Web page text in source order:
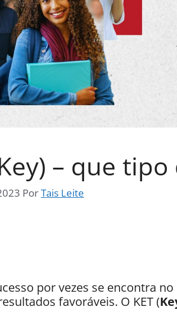
– que
PorTais Leite
por vezes se encontra
favoráveis. O KET (